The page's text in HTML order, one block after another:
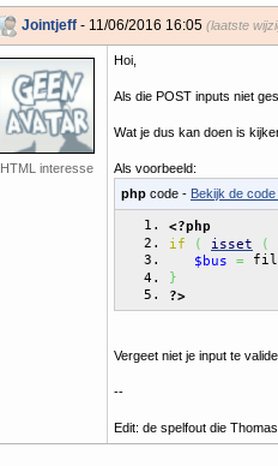
Jointjeff - 11/06/2016 16:05 (laatste
HTML interesse
Hoi,
Als die POST inputs niet
Wat je dus kan doen is
Als voorbeeld:
php code - Bekijk de
<?php
if
( isset
(
$bus
=
}
?>
Vergeet niet je input te
--
Edit: de spelfout die